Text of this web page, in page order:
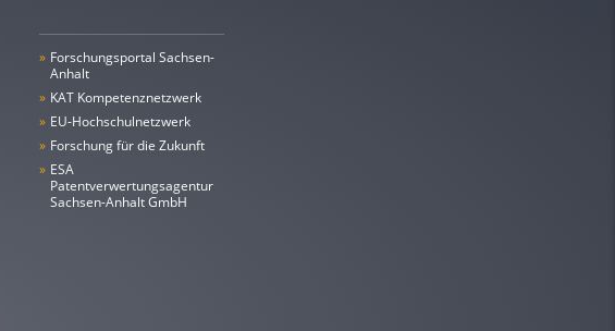
» Forschungsportal Sachsen-
Anhalt
» KAT Kompetenznetzwerk
» EU-Hochschulnetzwerk
» Forschung für die Zukunft
» ESA
Patentverwertungsagentur
Sachsen-Anhalt GmbH